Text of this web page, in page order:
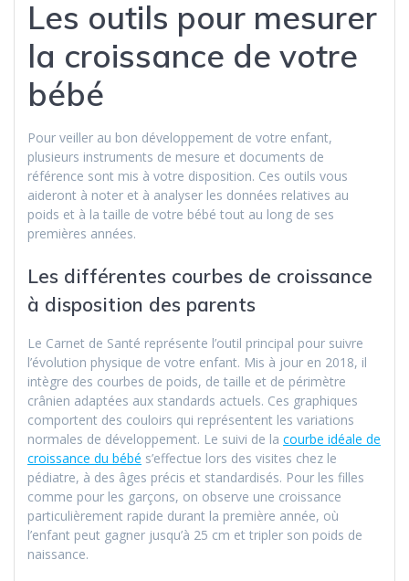
Les outils pour mesurer
la croissance de votre
bébé
Pour veiller au bon développement de votre enfant,
plusieurs instruments de mesure et documents de
référence sont mis à votre disposition. Ces outils vous
aideront à noter et à analyser les données relatives au
poids et à la taille de votre bébé tout au long de ses
premières années.
Les différentes courbes de croissance
à disposition des parents
Le Carnet de Santé représente l’outil principal pour suivre
l’évolution physique de votre enfant. Mis à jour en 2018, il
intègre des courbes de poids, de taille et de périmètre
crânien adaptées aux standards actuels. Ces graphiques
comportent des couloirs qui représentent les variations
normales de développement. Le suivi de la courbe idéale de
croissance du bébé s’effectue lors des visites chez le
pédiatre, à des âges précis et standardisés. Pour les filles
comme pour les garçons, on observe une croissance
particulièrement rapide durant la première année, où
l’enfant peut gagner jusqu’à 25 cm et tripler son poids de
naissance.